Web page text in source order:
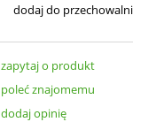
dodaj do przechowalni
zapytaj o produkt
poleć znajomemu
dodaj opinię